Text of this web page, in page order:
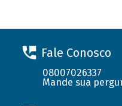
Fale Conosco
08007026337
Mande sua